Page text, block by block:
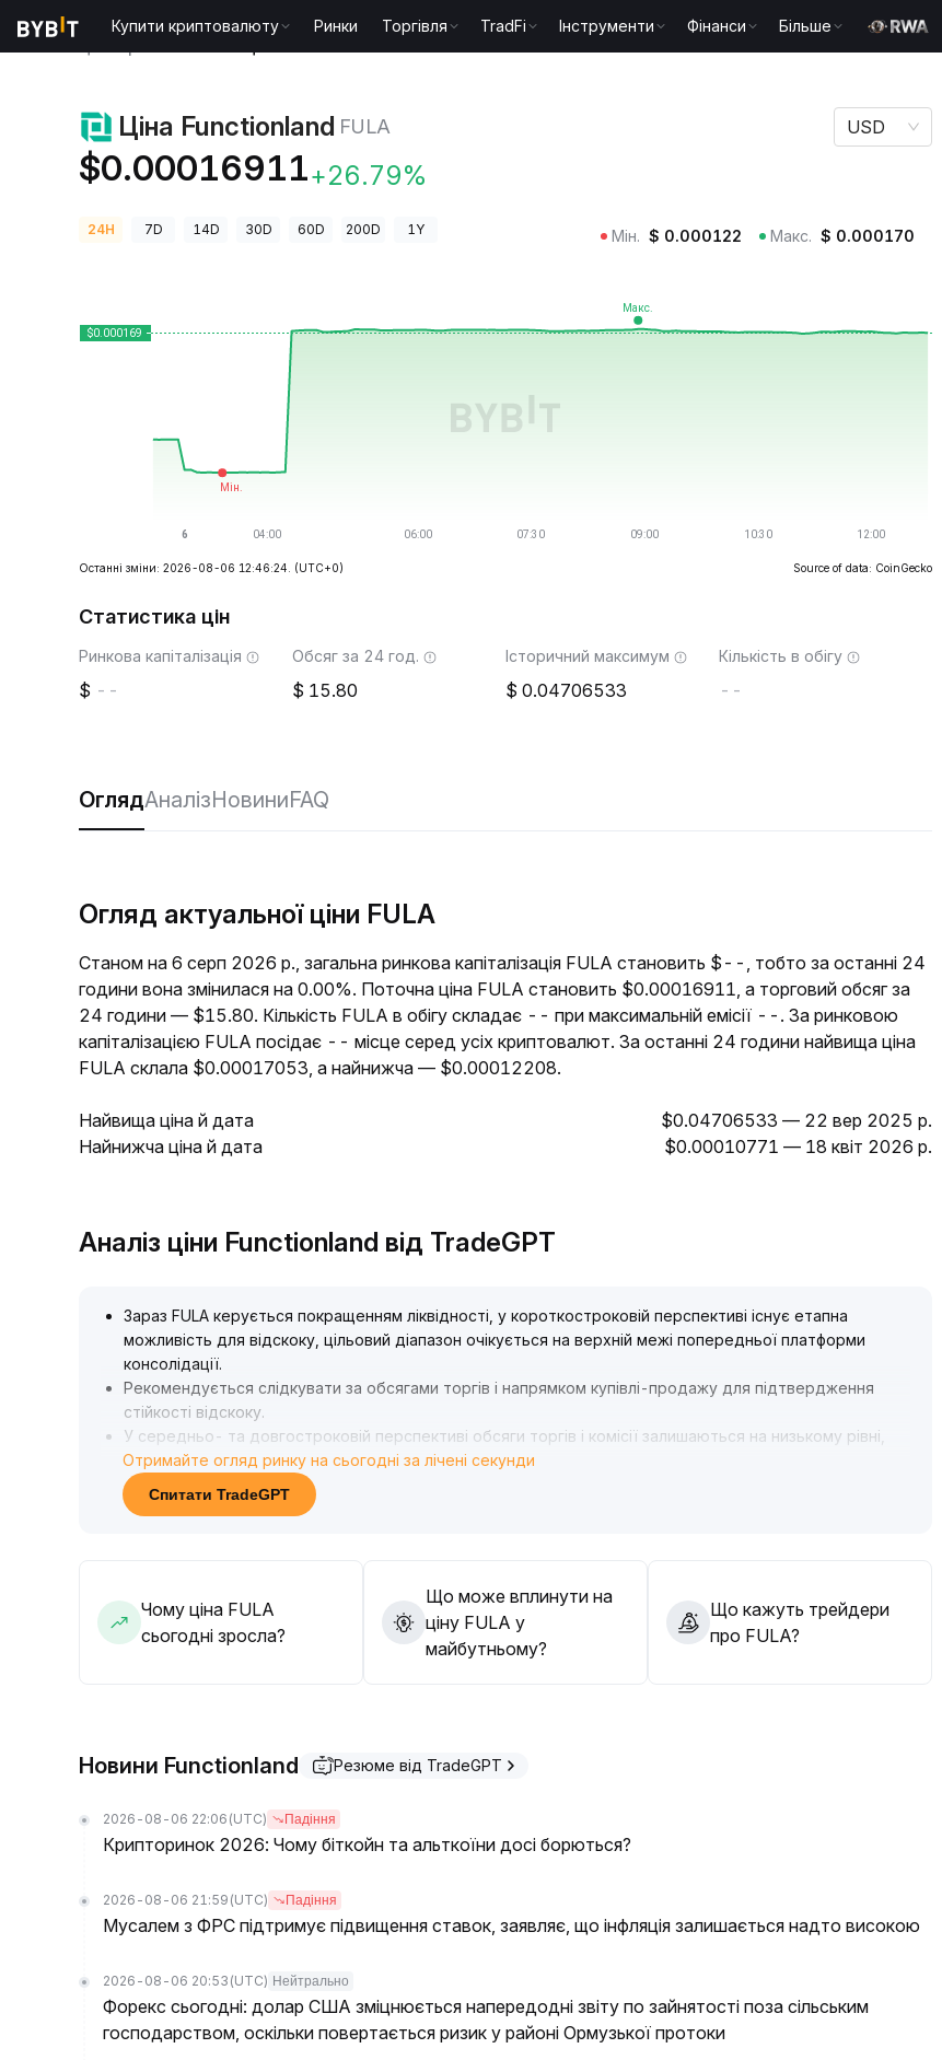
Купити криптовалюту Ринки Торгівля TradFi Інструменти Фінанси Більше
Ціна Functionland FULA
$0.00016911+26.79%
USD
24H 7D 14D 30D 60D 200D 1Y Мін. $ 0.000122 Макс. $ 0.000170
Останні зміни: 2026-08-06 12:46:24. (UTC+0) Source of data: CoinGecko
Статистика цін
Ринкова капіталізація
--
Обсяг за 24 год.
15.80
Історичний максимум
0.04706533
Кількість в обігу
--
ОглядАналізНовиниFAQ
Огляд актуальної ціни FULA
Станом на 6 серп 2026 р., загальна ринкова капіталізація FULA становить $--, тобто за останні 24
години вона змінилася на 0.00%. Поточна ціна FULA становить $0.00016911, а торговий обсяг за
24 години — $15.80. Кількість FULA в обігу складає -- при максимальній емісії --. За ринковою
капіталізацією FULA посідає -- місце серед усіх криптовалют. За останні 24 години найвища ціна
FULA склала $0.00017053, а найнижча — $0.00012208.
Найвища ціна й дата
$0.04706533 — 22 вер 2025 р.
Найнижча ціна й дата
$0.00010771 — 18 квіт 2026 р.
Аналіз ціни Functionland від TradeGPT
Зараз FULA керується покращенням ліквідності, у короткостроковій перспективі існує етапна
можливість для відскоку, цільовий діапазон очікується на верхній межі попередньої платформи
консолідації.
Рекомендується слідкувати за обсягами торгів і напрямком купівлі-продажу для підтвердження
стійкості відскоку.
У середньо- та довгостроковій перспективі обсяги торгів і комісії залишаються на низькому рівні,
що свідчить про відсутність суттєвого відновлення мотивації для входу капіталу
Макроструктура не демонструє реальних ознак перелому тренду, поточний відскок більш схожий
на технічну корекцію
Отримайте огляд ринку на сьогодні за лічені секунди
Спитати TradeGPT
Чому ціна FULA
сьогодні зросла?
Що може вплинути на
ціну FULA у
майбутньому?
Що кажуть трейдери
про FULA?
Новини Functionland Резюме від TradeGPT
2026-08-06 22:06 (UTC) Падіння
Крипторинок 2026: Чому біткойн та альткоїни досі борються?
2026-08-06 21:59 (UTC) Падіння
Мусалем з ФРС підтримує підвищення ставок, заявляє, що інфляція залишається надто високою
2026-08-06 20:53 (UTC) Нейтрально
Форекс сьогодні: долар США зміцнюється напередодні звіту по зайнятості поза сільським
господарством, оскільки повертається ризик у районі Ормузької протоки